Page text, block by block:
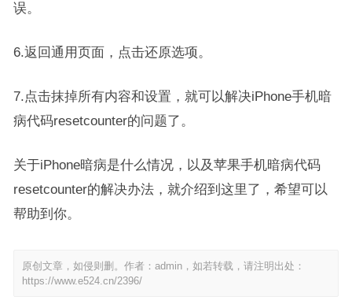
误。
6.返回通用页面，点击还原选项。
7.点击抹掉所有内容和设置，就可以解决iPhone手机暗
病代码resetcounter的问题了。
关于iPhone暗病是什么情况，以及苹果手机暗病代码
resetcounter的解决办法，就介绍到这里了，希望可以
帮助到你。
原创文章，如侵则删。作者：admin，如若转载，请注明出处：
https://www.e524.cn/2396/